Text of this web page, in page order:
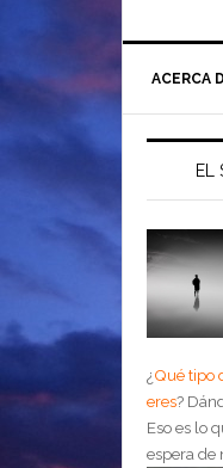
ACERCA
EL
¿Qué tipo
eres?
Eso es lo
espera de